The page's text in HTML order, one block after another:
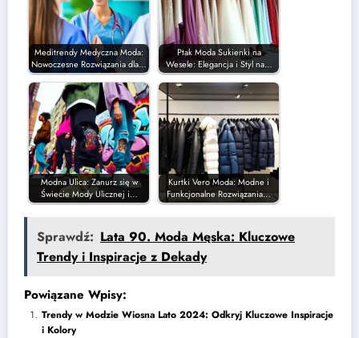
Meditrendy Medyczna Moda:
Nowoczesne Rozwiązania dla…
Ptak Moda Sukienki na
Wesele: Elegancja i Styl na…
Modna Ulica: Zanurz się w
Świecie Mody Ulicznej i…
Kurtki Vero Moda: Modne i
Funkcjonalne Rozwiązania…
Sprawdź: Lata 90. Moda Męska: Kluczowe
Trendy i Inspiracje z Dekady
Powiązane Wpisy:
Trendy w Modzie Wiosna Lato 2024: Odkryj Kluczowe Inspiracje
i Kolory